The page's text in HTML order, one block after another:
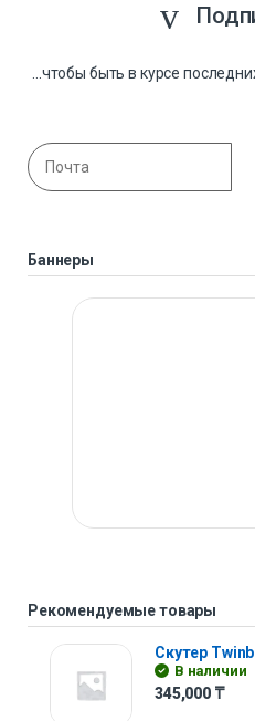
...чтобы быть в курсе
Баннеры
Рекомендуемые товары
Скутер
В наличии
345,000 ₸